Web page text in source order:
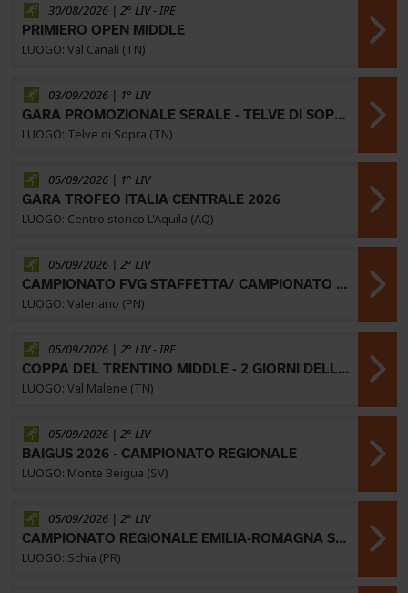
30/08/2026 | 2° LIV -IRE
PRIMIERO OPEN MIDDLE
LUOGO: Val Canali (TN)
03/09/2026 | 1° LIV
GARA PROMOZIONALE SERALE - TELVE DI SOPRA
LUOGO: Telve di Sopra (TN)
05/09/2026 | 1° LIV
GARA TROFEO ITALIA CENTRALE 2026
LUOGO: Centro storico L'Aquila (AQ)
05/09/2026 | 2° LIV
CAMPIONATO FVG STAFFETTA/ CAMPIONATO VENETO STAFFETTA
LUOGO: Valeriano (PN)
05/09/2026 | 2° LIV -IRE
COPPA DEL TRENTINO MIDDLE - 2 GIORNI DELLA VALSUGANA 34^ EDIZIONE
LUOGO: Val Malene (TN)
05/09/2026 | 2° LIV
BAIGUS 2026 - CAMPIONATO REGIONALE
LUOGO: Monte Beigua (SV)
05/09/2026 | 2° LIV
CAMPIONATO REGIONALE EMILIA-ROMAGNA STAFFETTA
LUOGO: Schia (PR)